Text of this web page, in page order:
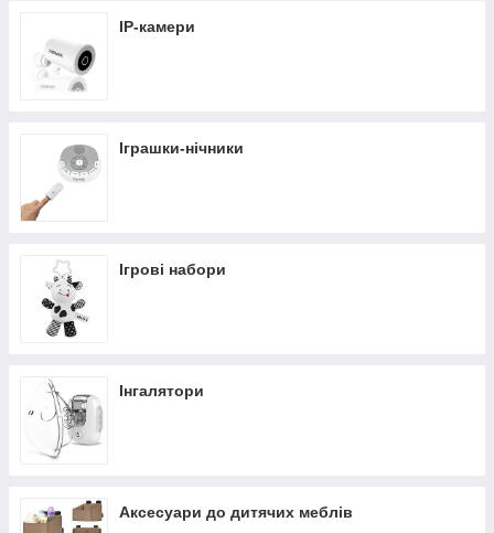
IP-камери
Іграшки-нічники
Ігрові набори
Інгалятори
Аксесуари до дитячих меблів